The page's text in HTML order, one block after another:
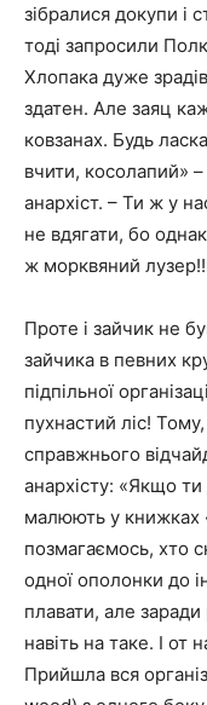
зібралися докупи і
тоді запросили
Хлопака дуже
здатен. Але заяц
ковзанах. Будь
вчити, косолапий»
анархіст. – Ти ж у
не вдягати, бо
ж морквяний
Проте і зайчик не
зайчика в певних
підпільної
пухнастий ліс!
справжнього
анархісту: «Якщо
малюють у книжках
позмагаємось, хто
одної ополонки до
плавати, але заради
навіть на таке. І от
Прийшла вся